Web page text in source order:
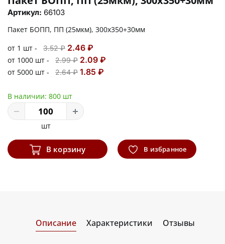
Артикул: 66103
Пакет БОПП, ПП (25мкм), 300х350+30мм
от 1 шт -
3.52 ₽ 2.46 ₽
от 1000 шт - 2.99 ₽ 2.09 ₽
от 5000 шт - 2.64 ₽ 1.85 ₽
В наличии: 800 шт
шт
В корзину В избранное
Описание Характеристики Отзывы